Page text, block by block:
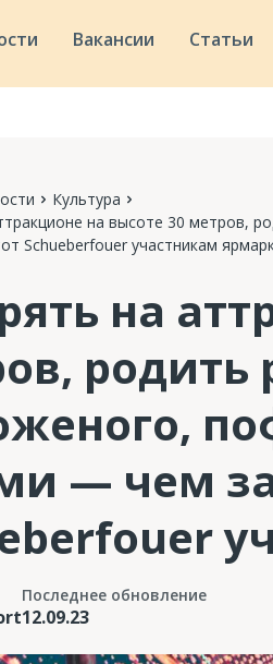
Вакансии Статьи
Культура
на высоте 30 метров,
Schueberfouer участникам
на
родить
— чем
Последнее обновление
12.09.23